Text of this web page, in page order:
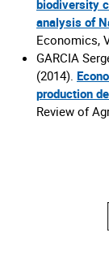
biodiversity
analysis of
Economics,
GARCIA
(2014).
production
Review of